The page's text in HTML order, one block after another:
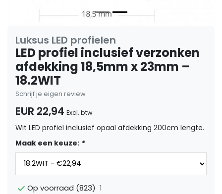
Luksus LED profielen
LED profiel inclusief verzonken
afdekking 18,5mm x 23mm –
18.2WIT
Schrijf je eigen review
EUR 22,94 Excl. btw
Wit LED profiel inclusief opaal afdekking 200cm lengte.
Maak een keuze: *
Op voorraad (823) 1